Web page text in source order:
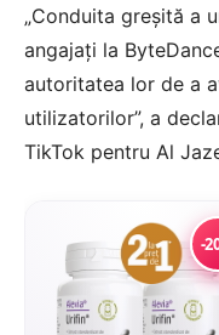
„Conduita greșită a
angajați la
autoritatea lor de a
utilizatorilor”, a
TikTok pentru Al
-